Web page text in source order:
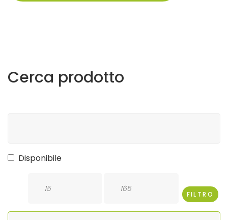
Cerca prodotto
Disponibile
FILTRO